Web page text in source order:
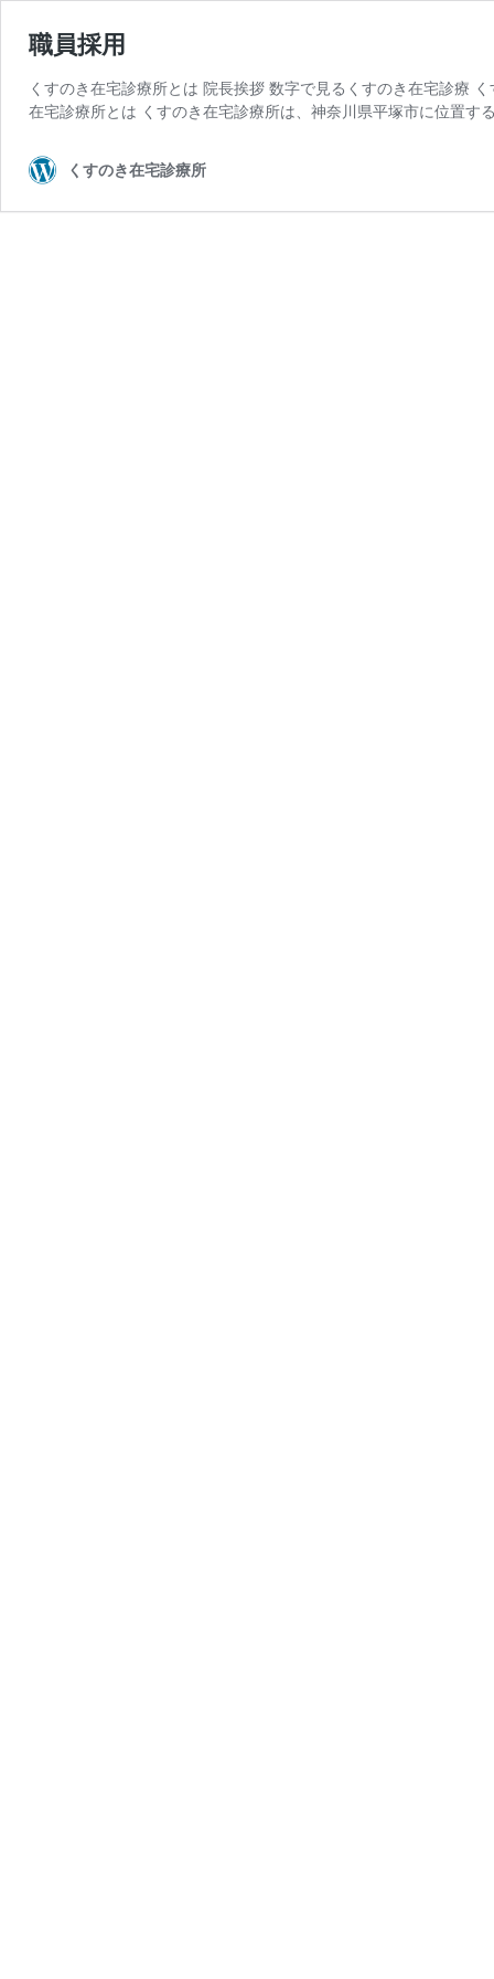
職員採用
くすのき在宅診療所とは 院長挨拶 数字で見るくすのき在宅診療
在宅診療所とは くすのき在宅診療所は、神奈川県平塚市に位置す
くすのき在宅診療所